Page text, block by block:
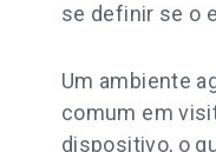
se definir se o
Um ambiente
comum em
dispositivo, o